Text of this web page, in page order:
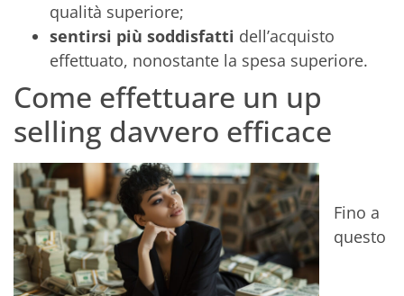
qualità superiore;
sentirsi più soddisfatti dell’acquisto
effettuato, nonostante la spesa superiore.
Come effettuare un up
selling davvero efficace
Fino a
questo